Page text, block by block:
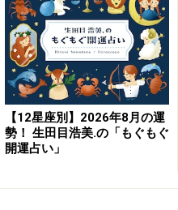
羊座（3月21日～4月
座」
静になりゼロから再出発
【12星座別】2026年8月の運
勢！ 生田目浩美.の「もぐもぐ
開運占い」